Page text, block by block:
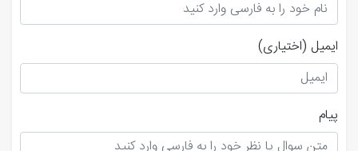
ایمیل (اختیاری)
پیام